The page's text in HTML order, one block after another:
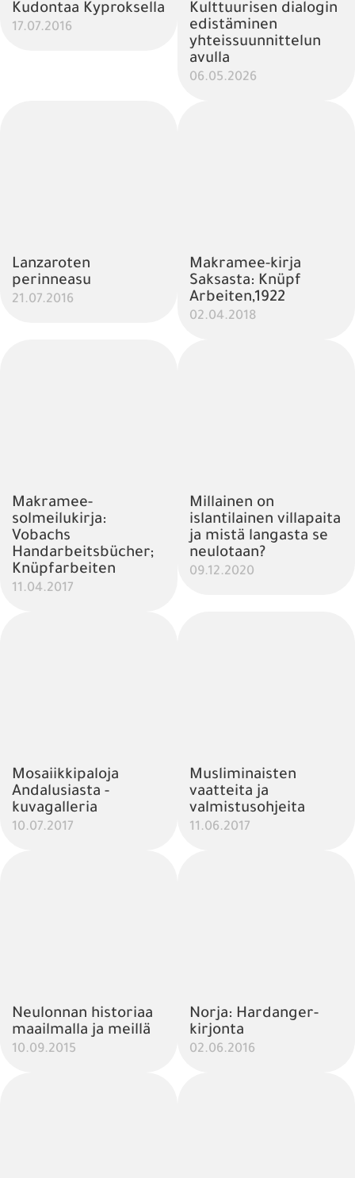
Kudontaa Kyproksella
17.07.2016
Kulttuurisen dialogin
edistäminen
yhteissuunnittelun
avulla
06.05.2026
Lanzaroten
perinneasu
21.07.2016
Makramee-kirja
Saksasta: Knüpf
Arbeiten,1922
02.04.2018
Makramee-
solmeilukirja:
Vobachs
Handarbeitsbücher;
Knüpfarbeiten
11.04.2017
Millainen on
islantilainen villapaita
ja mistä langasta se
neulotaan?
09.12.2020
Mosaiikkipaloja
Andalusiasta -
kuvagalleria
10.07.2017
Musliminaisten
vaatteita ja
valmistusohjeita
11.06.2017
Neulonnan historiaa
maailmalla ja meillä
10.09.2015
Norja: Hardanger-
kirjonta
02.06.2016